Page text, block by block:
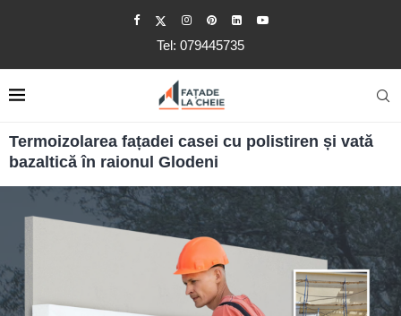
Tel: 079445735
Termoizolarea fațadei casei cu polistiren și vată
bazaltică în raionul Glodeni